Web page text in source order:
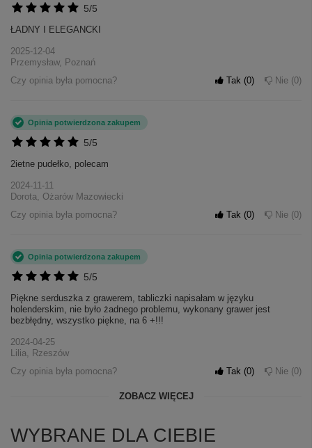
5/5
ŁADNY I ELEGANCKI
2025-12-04
Przemysław, Poznań
Czy opinia była pomocna?
Tak 0 Nie 0
5/5
Opinia potwierdzona zakupem
2ietne pudełko, polecam
2024-11-11
Dorota, Ożarów Mazowiecki
Czy opinia była pomocna?
Tak 0 Nie 0
5/5
Opinia potwierdzona zakupem
Piękne serduszka z grawerem, tabliczki napisałam w języku
holenderskim, nie było żadnego problemu, wykonany grawer jest
bezbłędny, wszystko piękne, na 6 +!!!
2024-04-25
Lilia, Rzeszów
Czy opinia była pomocna?
Tak 0 Nie 0
ZOBACZ WIĘCEJ
WYBRANE DLA CIEBIE